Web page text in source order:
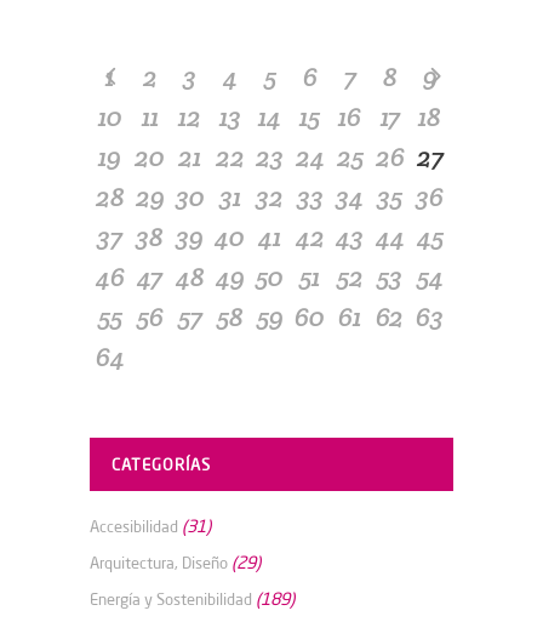
1 2 3 4 5 6 7 8
9
10 11 12 13 14 15 16 17 18
19 20 21 22 23 24 25 26 27
28 29 30 31 32 33 34 35 36
37 38 39 40 41 42 43 44 45
46 47 48 49 50 51 52 53 54
55 56 57 58 59 60 61 62 63
64
CATEGORÍAS
Accesibilidad (31)
Arquitectura, Diseño (29)
Energía y Sostenibilidad (189)